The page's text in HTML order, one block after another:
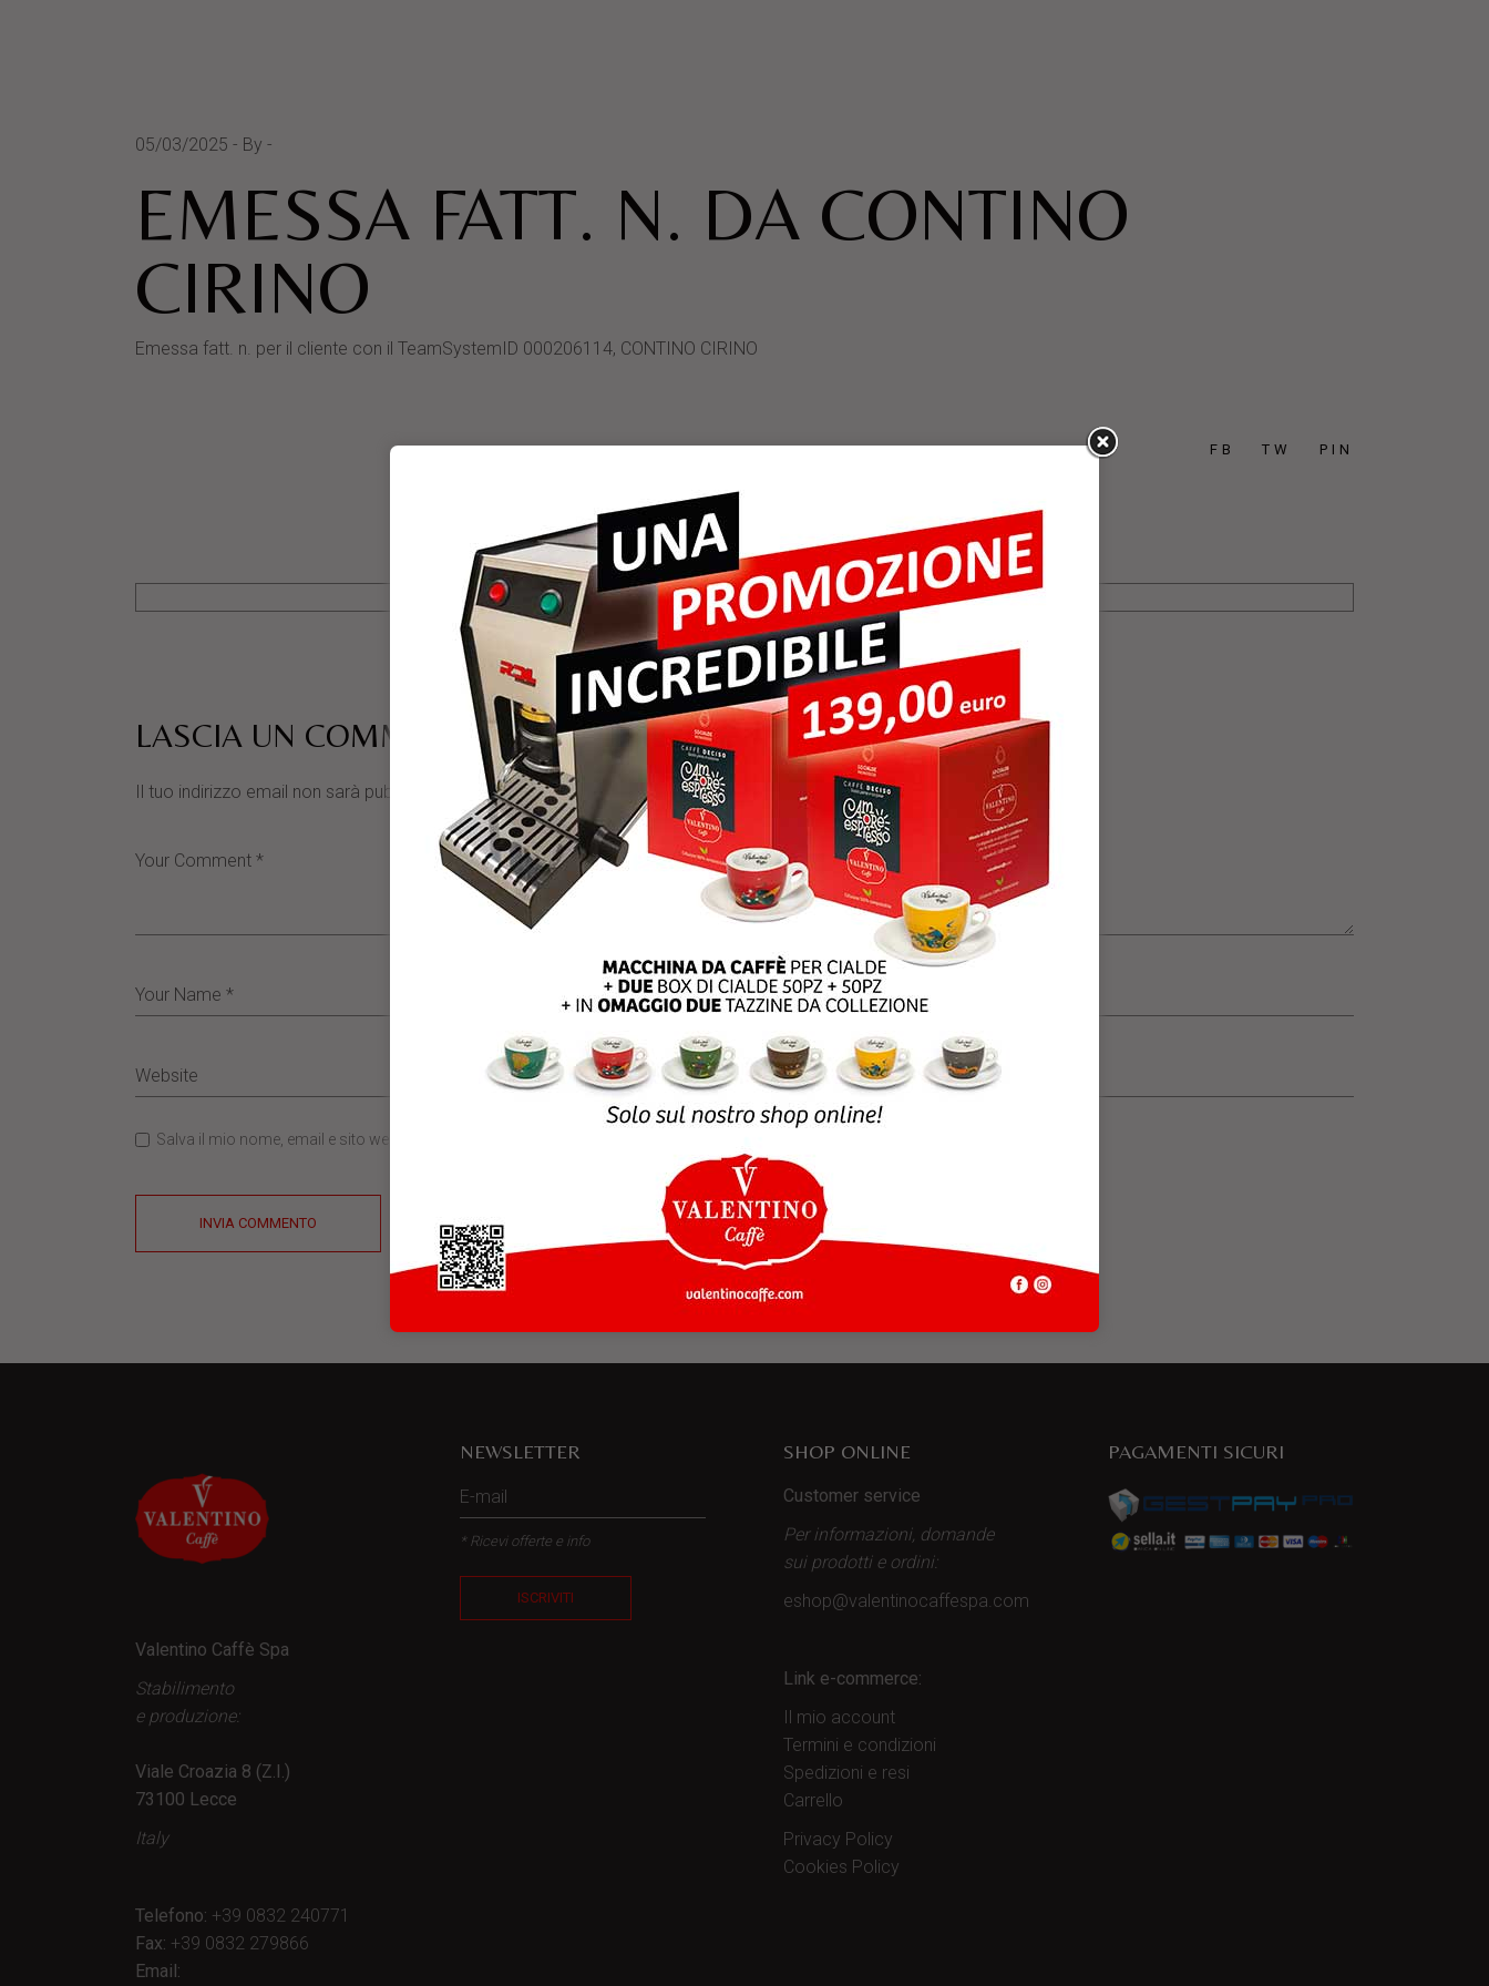
05/03/2025 By
EMESSA FATT. N. DA CONTINO
CIRINO
Emessa fatt. n. per il cliente con il TeamSystemID 000206114, CONTINO CIRINO
FB TW PIN
LASCIA UN COMMENTO
Il tuo indirizzo email non sarà pubblicato. I campi obbligatori sono contrassegnati
Salva il mio nome, email e sito web in questo browser per la prossima volta che commento.
INVIA COMMENTO
Valentino Caffè Spa
Stabilimento
e produzione:
Viale Croazia 8 (Z.I.)
73100 Lecce
Italy
Telefono: +39 0832 240771
Fax: +39 0832 279866
Email:
NEWSLETTER
* Ricevi offerte e info
ISCRIVITI
SHOP ONLINE
Customer service
Per informazioni, domande
sui prodotti e ordini:
eshop@valentinocaffespa.com
Link e-commerce:
Il mio account
Termini e condizioni
Spedizioni e resi
Carrello
Privacy Policy
Cookies Policy
PAGAMENTI SICURI